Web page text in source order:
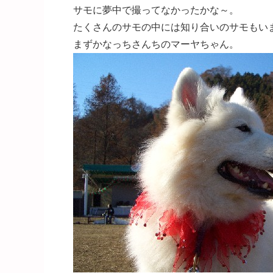
サモに夢中で撮ってなかったかな～。
たくさんのサモの中には知り合いのサモもい
まずかなっちさんちのマーヤちゃん。